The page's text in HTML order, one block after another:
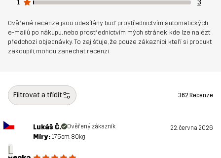
Udržitelnost Recyklované detaily čtěte zde
Určeno pro ALPSKÉ LYŽOVÁNÍ
1 3
Ověřené recenze jsou odesílány buď prostřednictvím automatických
e-mailů po nákupu, nebo prostřednictvím mých stránek, kde lze nalézt
předchozí objednávky. To zajišťuje, že pouze zákazníci, kteří si produkt
zakoupili, mohou zanechat recenzi
Filtrovat a třídit 362 Recenze
L
Lukáš Č. Ověřený zákazník 22. června 2026
Míry: 175cm, 80kg